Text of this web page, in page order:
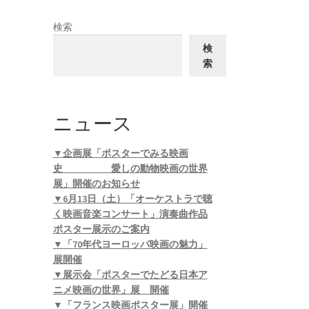
検索
検
索
ニュース
▼企画展「ポスターでみる映画
史 愛しの動物映画の世界
展」開催のお知らせ
▼6月13日（土）「オーケストラで聴
く映画音楽コンサート」演奏曲作品
ポスター展示のご案内
▼「70年代ヨーロッパ映画の魅力」
展開催
▼展示会「ポスターでたどる日本ア
ニメ映画の世界」展 開催
▼「フランス映画ポスター展」開催